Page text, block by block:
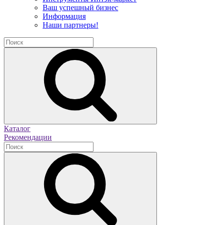
Ваш успешный бизнес
Информация
Наши партнеры!
Каталог
Рекомендации